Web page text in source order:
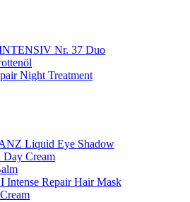
Nr. 37 Duo
Night Treatment
Liquid Eye Shadow
Cream
Repair Hair Mask